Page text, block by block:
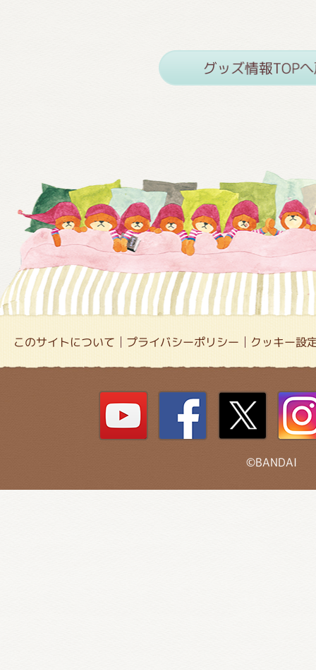
このサイトについて プライバシーポリシー クッキー設
©BANDAI